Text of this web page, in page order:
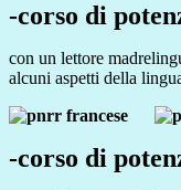
-corso di
con un lettore
alcuni aspetti della
-corso di